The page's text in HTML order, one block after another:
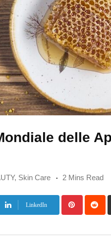
delle
, Skin Care 2 Mins Read
LinkedIn Pinterest